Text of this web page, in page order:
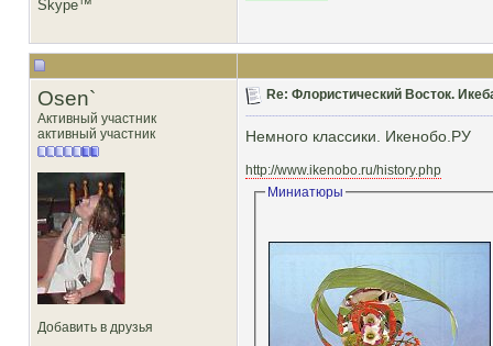
Osen`
Активный участник
активный участник
Добавить в друзья
Re: Флористический Восток.
Немного классики. Икенобо.РУ
http://www.ikenobo.ru/history.php
Миниатюры